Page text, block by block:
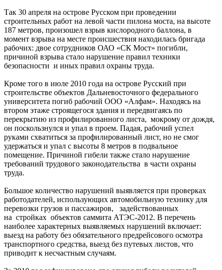
Так 30 апреля на острове Русском при проведении
строительных работ на левой части пилона моста, на высоте
187 метров, произошел взрыв кислородного баллона, в
момент взрыва на месте происшествия находилась бригада
рабочих: двое сотрудников ОАО «СК Мост» погибли,
причиной взрыва стало нарушение правил техники
безопасности и иных правил охраны труда.
Кроме того в июле 2010 года на острове Русский при
строительстве объектов Дальневосточного федерального
университета погиб рабочий ООО «Алфам». Находясь на
втором этаже строящегося здания и передвигаясь по
перекрытию из профилированного листа, мокрому от дождя,
он поскользнулся и упал в проем. Падая, рабочий успел
руками схватиться за профилированный лист, но не смог
удержаться и упал с высоты 8 метров в подвальное
помещение. Причиной гибели также стало нарушение
требований трудового законодательства в части охраны
труда.
Большое количество нарушений выявляется при проверках
работодателей, использующих автомобильную технику для
перевозки грузов и пассажиров, задействованных
на стройках объектов саммита АТЭС-2012. В перечень
наиболее характерных выявляемых нарушений включает:
выезд на работу без обязательного предрейсового осмотра
транспортного средства, выезд без путевых листов, что
приводит к несчастным случаям.